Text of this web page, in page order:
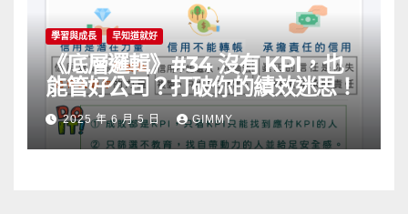
學習與成長 早知道就好
《底層邏輯》#34 沒有 KPI，也
能管好公司？打破你的績效迷思！
2025 年 6 月 5 日 GIMMY